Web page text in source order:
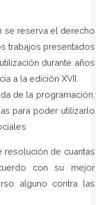
se reserva el derecho
trabajos presentados
durante años
a la edición XVII.
de la programación.
para poder utilizarlo
resolución de cuantas
con su mejor
alguno contra las